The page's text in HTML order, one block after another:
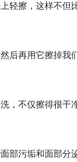
轻擦，这样不但
后再用它擦掉我
，不仅擦得很干
部污垢和面部分